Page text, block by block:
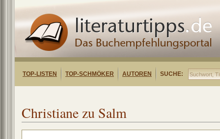
TOP-LISTEN TOP-SCHMÖKER AUTOREN SUCHE:
Christiane zu Salm